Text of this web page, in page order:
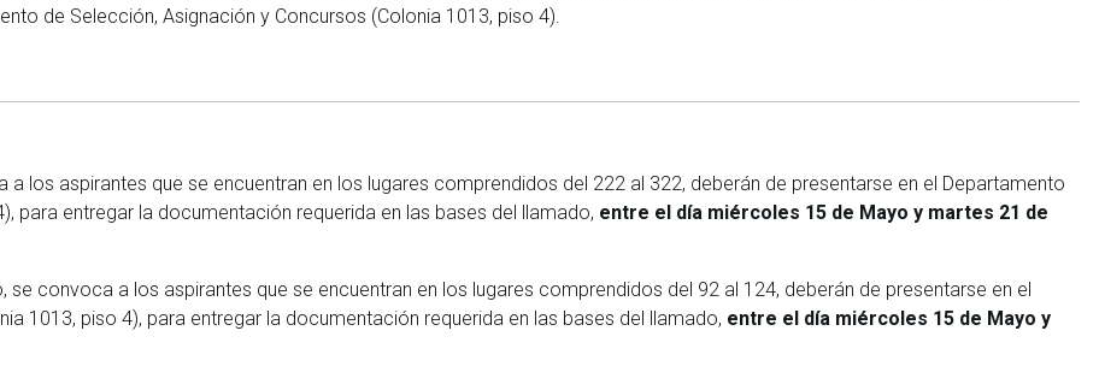
de Selección, Asignación y Concursos (Colonia 1013, piso 4).
los aspirantes que se encuentran en los lugares comprendidos del 222 al 322, deberán de presentarse en el Departamento
para entregar la documentación requerida en las bases del llamado, entre el día miércoles 15 de Mayo y martes 21 de
se convoca a los aspirantes que se encuentran en los lugares comprendidos del 92 al 124, deberán de presentarse en el
1013, piso 4), para entregar la documentación requerida en las bases del llamado, entre el día miércoles 15 de Mayo y